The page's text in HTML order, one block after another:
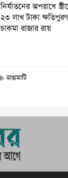
নির্যাতনের অপরাধে
২৩ লাখ টাকা
চাকমা রাজার রায়
রাঙামাটি